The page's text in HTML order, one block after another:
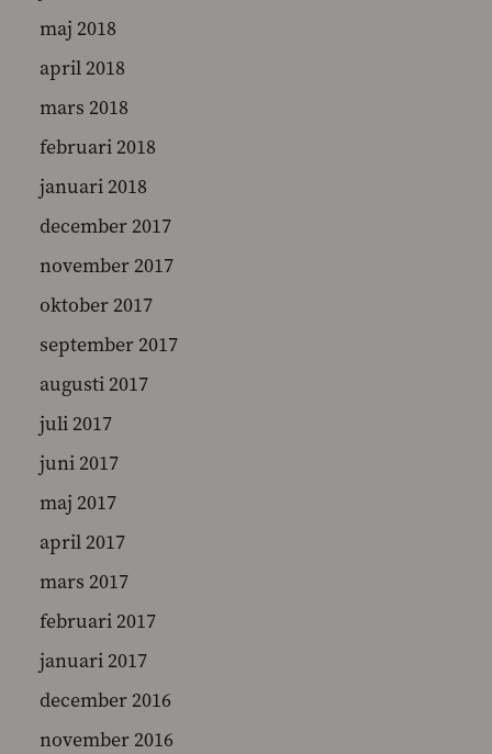
maj 2018
april 2018
mars 2018
februari 2018
januari 2018
december 2017
november 2017
oktober 2017
september 2017
augusti 2017
juli 2017
juni 2017
maj 2017
april 2017
mars 2017
februari 2017
januari 2017
december 2016
november 2016